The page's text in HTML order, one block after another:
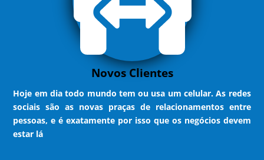
Novos Clientes
Hoje em dia todo mundo tem ou usa um celular. As redes
sociais são as novas praças de relacionamentos entre
pessoas, e é exatamente por isso que os negócios devem
estar lá